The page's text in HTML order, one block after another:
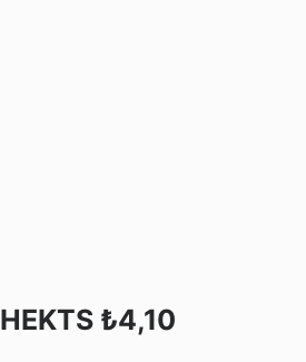
HEKTS ₺4,10